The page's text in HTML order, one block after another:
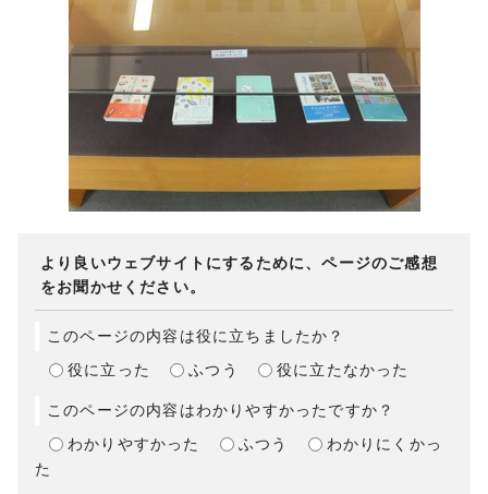
より良いウェブサイトにするために、ページのご感想
をお聞かせください。
このページの内容は役に立ちましたか？
役に立った
ふつう 役に立たなかった
このページの内容はわかりやすかったですか？
わかりやすかった
ふつう
わかりにくかっ
た